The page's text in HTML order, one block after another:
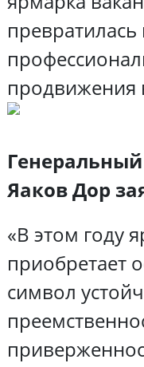
продвижения
Яаков Дор
«В этом году
приобретает
символ